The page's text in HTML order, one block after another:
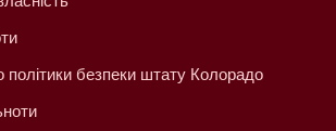
безпеки штату Колорадо